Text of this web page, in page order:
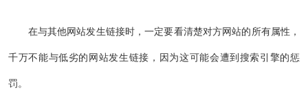
在与其他网站发生链接时，一定要看清楚对方网站的所有属性，
千万不能与低劣的网站发生链接，因为这可能会遭到搜索引擎的惩
罚。